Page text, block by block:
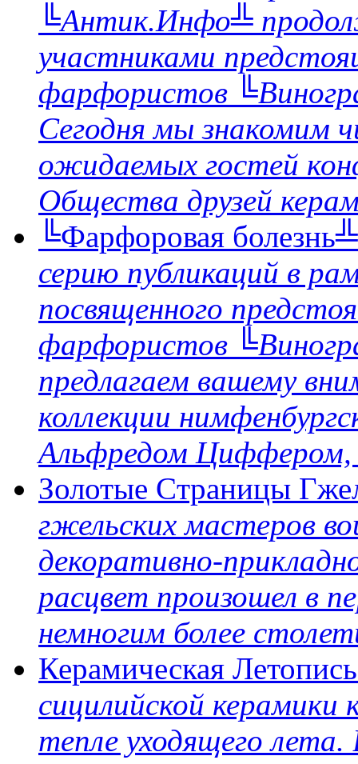
╚Антик.Инфо╩
участниками
фарфористов
Сегодня мы знакомим
ожидаемых гостей
Общества друзей
╚Фарфоровая
серию публикаций в
посвященного
фарфористов
предлагаем вашему
коллекции
Альфредом Циффером,
Золотые Cтраницы
гжельских мастеров
декоративно-
расцвет произошел в
немногим более
Керамическая
сицилийской керамики
тепле уходящего